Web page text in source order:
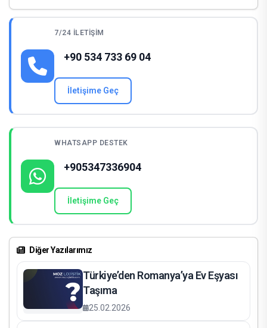
7/24 İLETIŞIM
+90 534 733 69 04
İletişime Geç
WHATSAPP DESTEK
+905347336904
İletişime Geç
Diğer Yazılarımız
Türkiye’den Romanya’ya Ev Eşyası
Taşıma
25.02.2026